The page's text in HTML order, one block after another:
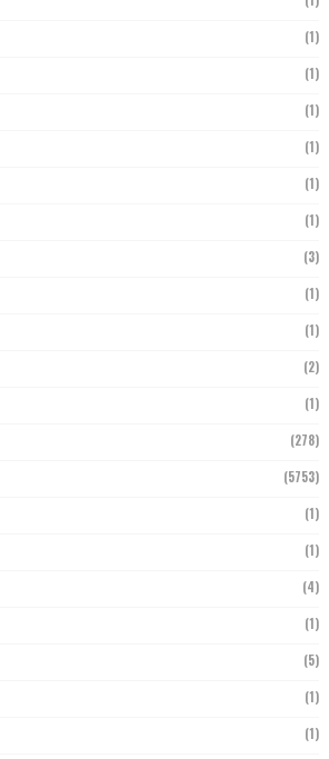
(1)
(1)
(1)
(1)
(1)
(1)
(3)
(1)
(1)
(2)
(1)
(278)
(5753)
(1)
(1)
(4)
(1)
(5)
(1)
(1)